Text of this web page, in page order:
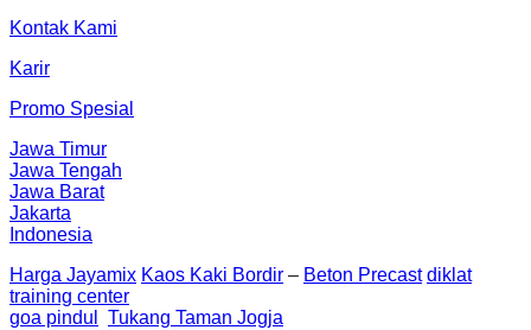
Kontak Kami
Karir
Promo Spesial
Jawa Timur
Jawa Tengah
Jawa Barat
Jakarta
Indonesia
Harga Jayamix Kaos Kaki Bordir – Beton Precast diklat
training center
goa pindul
Tukang Taman Jogja